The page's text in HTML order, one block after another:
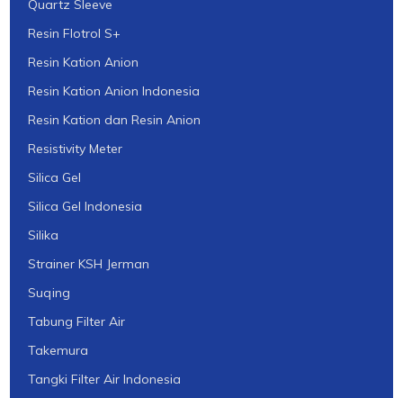
Quartz Sleeve
Resin Flotrol S+
Resin Kation Anion
Resin Kation Anion Indonesia
Resin Kation dan Resin Anion
Resistivity Meter
Silica Gel
Silica Gel Indonesia
Silika
Strainer KSH Jerman
Suqing
Tabung Filter Air
Takemura
Tangki Filter Air Indonesia